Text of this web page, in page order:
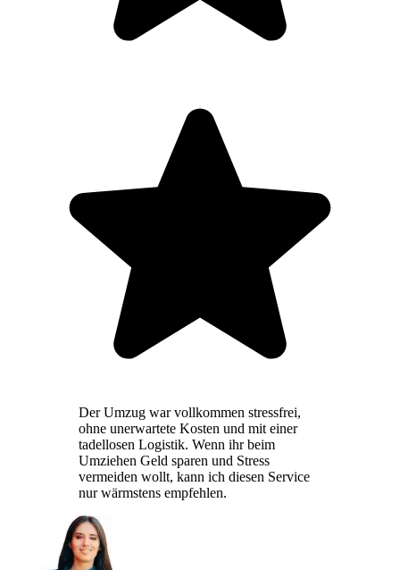
Der Umzug war vollkommen stressfrei,
ohne unerwartete Kosten und mit einer
tadellosen Logistik. Wenn ihr beim
Umziehen Geld sparen und Stress
vermeiden wollt, kann ich diesen Service
nur wärmstens empfehlen.